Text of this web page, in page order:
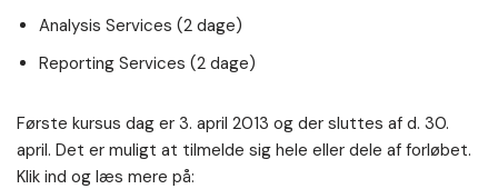
Analysis Services (2 dage)
Reporting Services (2 dage)
Første kursus dag er 3. april 2013 og der sluttes af d. 30.
april. Det er muligt at tilmelde sig hele eller dele af forløbet.
Klik ind og læs mere på: